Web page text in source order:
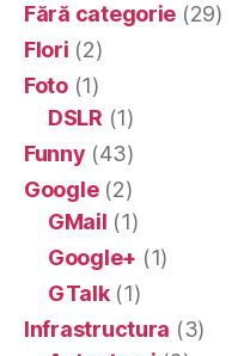
Fără categorie (29)
Flori (2)
Foto(1)
DSLR (1)
Funny (43)
Google(2)
GMail (1)
Google+ (1)
GTalk(1)
Infrastructura (3)